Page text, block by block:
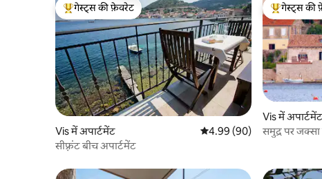
गेस्ट्स का टॉप फ़ेवरेट
गेस्ट्स की फ़ेवरेट
Vis में अपार्टमेंट औसत रेटिंग 5 में से 4.99, 90
4.99 (90)
सीफ़्रंट बीच अपार्टमेंट
गेस्ट्स का
गेस्ट्स की
Vis में अपार्टमेंट
समुद्र पर